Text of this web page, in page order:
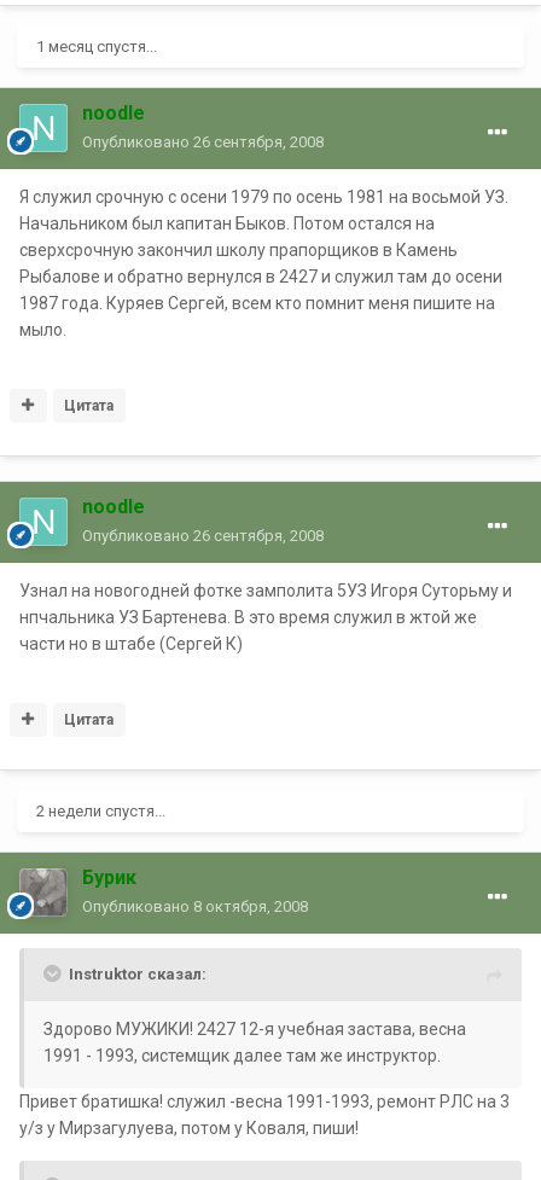
1 месяц спустя...
noodle
Опубликовано 26 сентября, 2008
Я служил срочную с осени 1979 по осень 1981 на восьмой УЗ.
Начальником был капитан Быков. Потом остался на
сверхсрочную закончил школу прапорщиков в Камень
Рыбалове и обратно вернулся в 2427 и служил там до осени
1987 года. Куряев Сергей, всем кто помнит меня пишите на
мыло.
Цитата
noodle
Опубликовано 26 сентября, 2008
Узнал на новогодней фотке замполита 5УЗ Игоря Суторьму и
нпчальника УЗ Бартенева. В это время служил в жтой же
части но в штабе (Сергей К)
Цитата
2 недели спустя...
Бурик
Опубликовано 8 октября, 2008
Instruktor сказал:
Здорово МУЖИКИ! 2427 12-я учебная застава, весна
1991 - 1993, системщик далее там же инструктор.
Привет братишка! служил -весна 1991-1993, ремонт РЛС на 3
у/з у Мирзагулуева, потом у Коваля, пиши!